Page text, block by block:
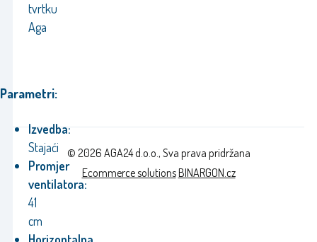
tvrtku
Aga
Parametri:
Izvedba:
Stajaći
Promjer
ventilatora:
41
cm
© 2026 AGA24 d.o.o., Sva prava pridržana
Ecommerce solutionsBINARGON.cz